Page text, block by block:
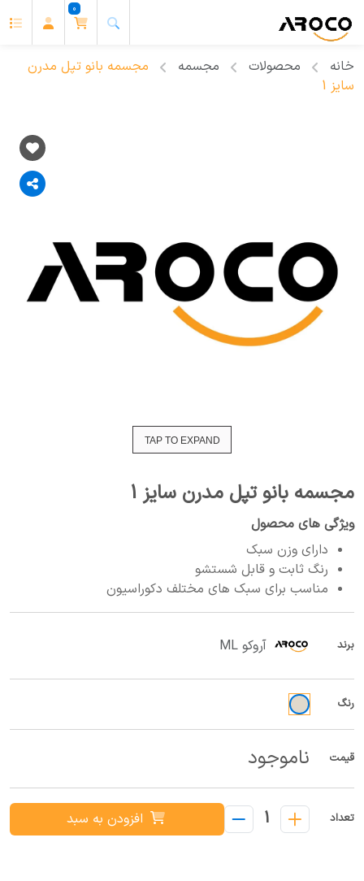
0
خانه محصولات مجسمه
مجسمه بانو تپل مدرن
سایز 1
TAP TO EXPAND
مجسمه بانو تپل مدرن سایز 1
ویژگی های محصول
دارای وزن سبک
رنگ ثابت و قابل شستشو
مناسب برای سبک های مختلف دکوراسیون
برند آروکو ML
رنگ
قیمت ناموجود
تعداد 1 افزودن به سبد